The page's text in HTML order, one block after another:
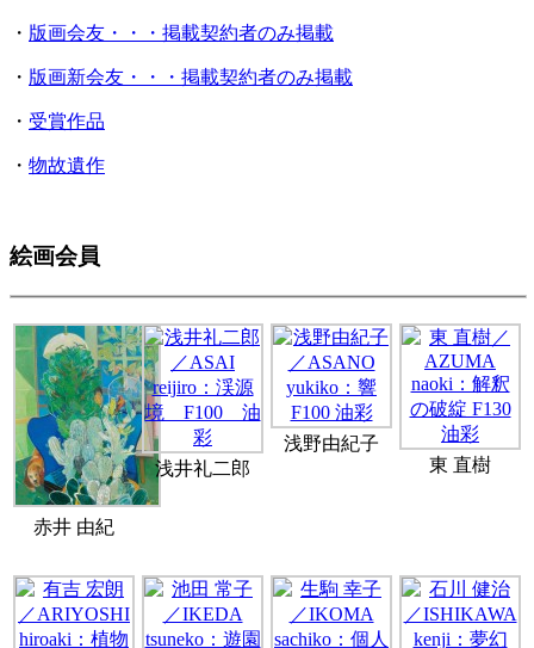
・ 版画会友・・・掲載契約者のみ掲載
・ 版画新会友・・・掲載契約者のみ掲載
・ 受賞作品
・ 物故遺作
絵画会員
赤井 由紀
浅井礼二郎
浅野由紀子
東 直樹